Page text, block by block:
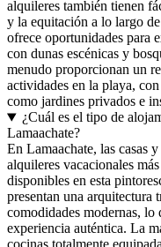
alquileres también tienen
y la equitación a lo largo
ofrece oportunidades para
con dunas escénicas y
menudo proporcionan un
actividades en la playa,
como jardines privados e
¿Cuál es el tipo de
Lamaachate?
En Lamaachate, las casas
alquileres vacacionales
disponibles en esta
presentan una
comodidades modernas, lo
experiencia auténtica. La